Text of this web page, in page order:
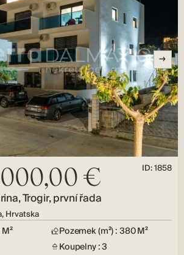
€ ID: 1858
Trogir, první řada
Hrvatska
Pozemek (m²) : 380 M²
Koupelny : 3